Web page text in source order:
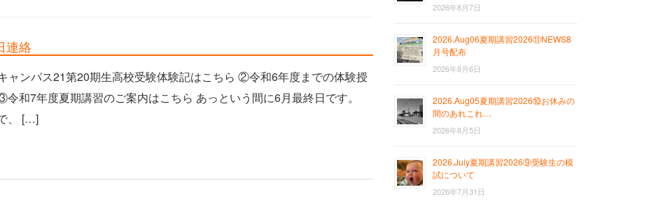
連絡
ャンパス21第20期生高校受験体験記はこちら ②令和6年度までの体験授
和7年度夏期講習のご案内はこちら あっという間に6月最終日です。
、 […]
2026年8月7日
2026.Aug06夏期講習2026⑪NEWS8
月号配布
2026年8月6日
2026.Aug05夏期講習2026⑩お休みの
間のあれこれ…
2026年8月5日
2026.July夏期講習2026⑨受験生の模
試について
2026年7月31日